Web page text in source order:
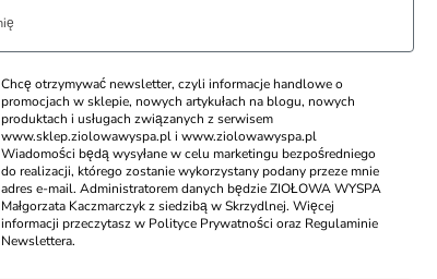
Chcę otrzymywać newsletter, czyli informacje handlowe o
promocjach w sklepie, nowych artykułach na blogu, nowych
produktach i usługach związanych z serwisem
www.sklep.ziolowawyspa.pl i www.ziolowawyspa.pl
Wiadomości będą wysyłane w celu marketingu bezpośredniego
do realizacji, którego zostanie wykorzystany podany przeze mnie
adres e-mail. Administratorem danych będzie ZIOŁOWA WYSPA
Małgorzata Kaczmarczyk z siedzibą w Skrzydlnej. Więcej
informacji przeczytasz w Polityce Prywatności oraz Regulaminie
Newslettera.